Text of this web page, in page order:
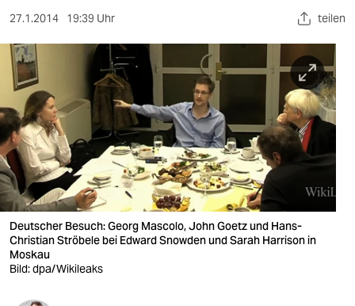
kultur
sport
berlin
nord
wahrheit
verlag
verlag
veranstaltungen
27.1.2014 19:39 Uhr teilen
Deutscher Besuch: Georg Mascolo, John Goetz und Hans-
Christian Ströbele bei Edward Snowden und Sarah Harrison in
Moskau
Bild: dpa/Wikileaks